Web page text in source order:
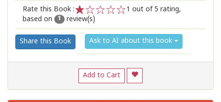
Rate this Book :
2
1
1 out of 5 rating,
based on
1 review(s)
Share this Book Ask to AI about this book
Add to Cart